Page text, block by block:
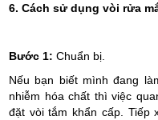
6. Cách sử dụng vòi rửa
Bước 1: Chuẩn bị.
Nếu bạn biết mình đang
nhiễm hóa chất thì việc
đặt vòi tắm khẩn cấp. Tiếp